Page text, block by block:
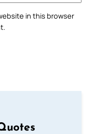
in this browser